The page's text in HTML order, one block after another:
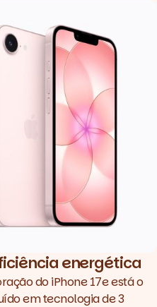
energética
do iPhone 17e está o
em tecnologia de 3